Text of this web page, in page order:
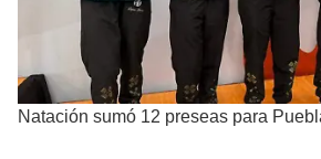
Natación sumó 12 preseas para